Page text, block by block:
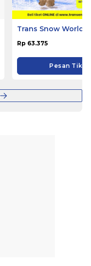
Trans Snow World
Rp 63.375
Pesan Tiket